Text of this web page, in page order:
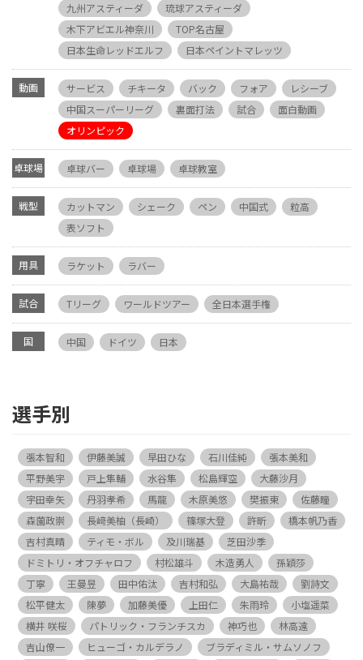
九州アスティーダ
琉球アスティーダ
木下アビエル神奈川
TOP名古屋
日本生命レッドエルフ
日本ペイントマレッツ
動画 サービス チキータ バック フォア
レシーブ
中国スーパーリーグ
裏面打法 試合
面白動画
オリンピック
卓球場 卓球バー 卓球場 卓球教室
戦型 カットマン シェーク ペン 中国式
粒高
表ソフト
用具 ラケット ラバー
試合 Tリーグ ワールドツアー 全日本選手権
国 中国 ドイツ 日本
選手別
張本智和 伊藤美誠 早田ひな 石川佳純
張本美和
平野美宇
戸上隼輔 水谷隼 松島輝空
大藤沙月
宇田幸矢
丹羽孝希 馬龍 木原美悠 樊振東
佐藤瞳
森薗政崇
長﨑美柚（長崎） 篠塚大登 許昕
橋本帆乃香
吉村真晴
ティモ・ボル 及川瑞基
芝田沙季
ドミトリ・オフチャロフ
村松雄斗 木造勇人
孫穎莎
丁寧
王曼昱 田中佑汰 吉村和弘 大島祐哉
劉詩文
松平健太
陳夢 加藤美優 上田仁 朱雨玲
小塩遥菜
横井 咲桜
パトリック・フランチスカ 神巧也
林高遠
吉山僚一
ヒューゴ・カルデラノ
ブラディミル・サムソノフ